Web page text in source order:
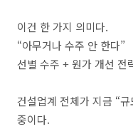
이건 한 가지 의미다.
“아무거나 수주 안 한다”
선별 수주 + 원가 개선 전
건설업계 전체가 지금 “
중이다.